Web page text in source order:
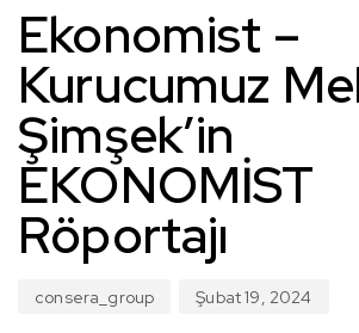
Ekonomist –
Kurucumuz
Şimşek’in
EKONOMİST
Röportajı
consera_group Şubat 19, 2024